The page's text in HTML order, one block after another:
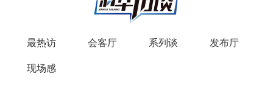
最热访 会客厅 系列谈
发布厅
现场感